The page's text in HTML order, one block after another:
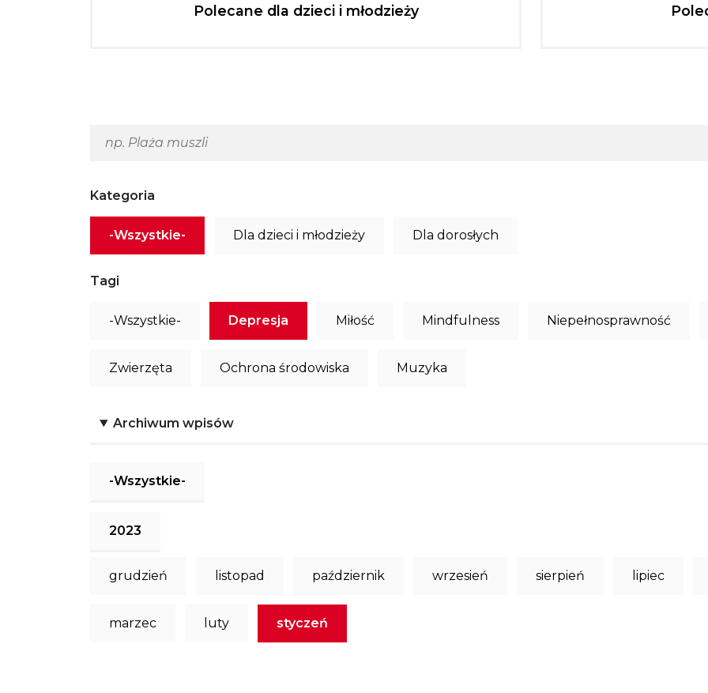
Polecane dla dzieci i młodzieży
Kategoria
-Wszystkie- Dla dzieci i młodzieży Dla dorosłych
Tagi
-Wszystkie- Depresja Miłość Mindfulness Niepełnosprawność
Zwierzęta Ochrona środowiska Muzyka
Archiwum wpisów
-Wszystkie-
2023
grudzień listopad październik wrzesień sierpień lipiec
marzec luty styczeń